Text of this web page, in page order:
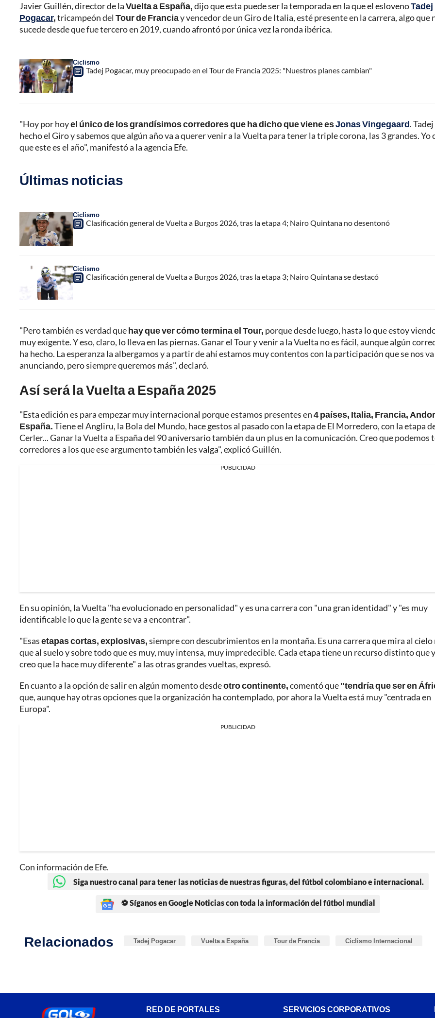
Javier Guillén, director de laVuelta a España,dijo que esta puede ser la temporada en la que el eslovenoTadej
Pogacar,tricampeón del Tour de Franciay vencedor de un Giro de Italia, esté presente en la carrera, algo que
sucede desde que fue tercero en 2019, cuando afrontó por única vez la ronda ibérica.
Ciclismo
Tadej Pogacar, muy preocupado en el Tour de Francia 2025: "Nuestros planes cambian"
"Hoy por hoyel único de los grandísimos corredores que ha dicho que viene esJonas Vingegaard.
hecho el Giro y sabemos que algún año va a querer venir a la Vuelta para tener la triple corona, las 3 grandes. Yo
que este es el año", manifestó a la agencia Efe.
Últimas noticias
Ciclismo
Clasificación general de Vuelta a Burgos 2026, tras la etapa 4; Nairo Quintana no desentonó
Ciclismo
Clasificación general de Vuelta a Burgos 2026, tras la etapa 3; Nairo Quintana se destacó
"Pero también es verdad quehay que ver cómo termina el Tour, porque desde luego, hasta lo que estoy
muy exigente. Y eso, claro, lo lleva en las piernas. Ganar el Tour y venir a la Vuelta no es fácil, aunque algún
ha hecho. La esperanza la albergamos y a partir de ahí estamos muy contentos con la participación que se nos va
anunciando, pero siempre queremos más", declaró.
Así será la Vuelta a España 2025
"Esta edición es para empezar muy internacional porque estamos presentes en4 países, Italia, Francia,
España.Tiene el Angliru, la Bola del Mundo, hace gestos al pasado con la etapa de El Morredero, con la etapa
Cerler... Ganar la Vuelta a España del 90 aniversario también da un plus en la comunicación. Creo que podemos
corredores a los que ese argumento también les valga", explicó Guillén.
PUBLICIDAD
En su opinión, la Vuelta "ha evolucionado en personalidad" y es una carrera con "una gran identidad" y "es muy
identificable lo que la gente se va a encontrar".
"Esasetapas cortas, explosivas,siempre con descubrimientos en la montaña. Es una carrera que mira al cielo
que al suelo y sobre todo que es muy, muy intensa, muy impredecible. Cada etapa tiene un recurso distinto que
creo que la hace muy diferente" a las otras grandes vueltas, expresó.
En cuanto a la opción de salir en algún momento desdeotro continente,comentó que"tendría que ser en
que, aunque hay otras opciones que la organización ha contemplado, por ahora la Vuelta está muy "centrada en
Europa".
PUBLICIDAD
Con información de Efe.
Siga nuestro canal para tener las noticias de nuestras figuras, del fútbol colombiano e internacional.
⚽ Síganos en Google Noticias con toda la información del fútbol mundial
Relacionados Tadej Pogacar Vuelta a España Tour de Francia Ciclismo Internacional
RED DE PORTALES SERVICIOS CORPORATIVOS